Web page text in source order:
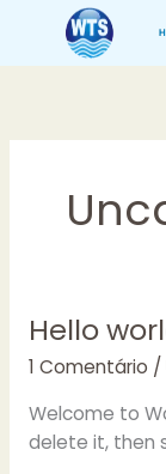
o
Hello
1 Comentário /
Welcome to
delete it, then
Hello
world!